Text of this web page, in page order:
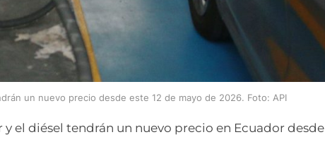
un nuevo precio desde este 12 de mayo de 2026. Foto: API
y el diésel tendrán un nuevo precio en Ecuador desde